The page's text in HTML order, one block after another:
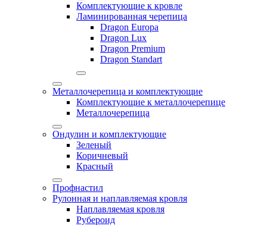
Комплектующие к кровле
Ламинированная черепица
Dragon Europa
Dragon Lux
Dragon Premium
Dragon Standart
Металлочерепица и комплектующие
Комплектующие к металлочерепице
Металлочерепица
Ондулин и комплектующие
Зеленый
Коричневый
Красный
Профнастил
Рулонная и наплавляемая кровля
Наплавляемая кровля
Рубероид